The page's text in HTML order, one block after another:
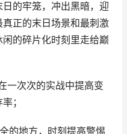
的牢笼，冲出黑暗，迎
正的末日场景和最刺激
的碎片化时刻里走给巅
一次次的实战中提高变
；
的地方，时刻提高警惕